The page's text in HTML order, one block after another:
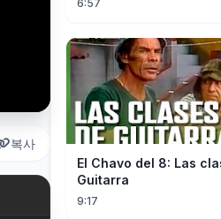
복사
6:57
El Chavo del 8: Las
Guitarra
9:17